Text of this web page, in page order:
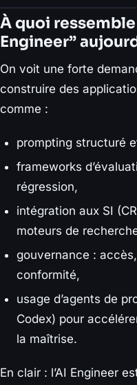
À quoi
Engineer”
On voit une forte
construire des
comme :
prompting structuré
frameworks
régression,
intégration aux SI
moteurs de
gouvernance :
conformité,
usage d’agents de
Codex) pour
la maîtrise.
En clair : l’AI Engineer